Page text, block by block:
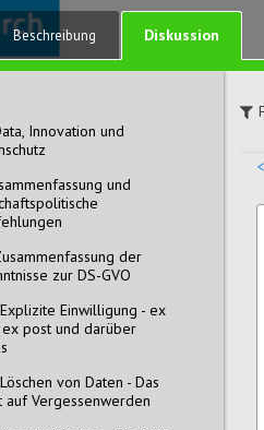
Beschreibung
Diskussion
Innovation und
und
der
zur DS-GVO
Einwilligung - ex
ex post und darüber
von Daten - Das
auf Vergessenwerden